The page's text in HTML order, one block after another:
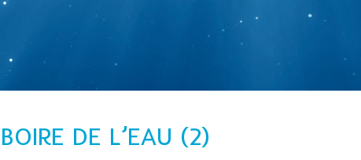
BOIRE DE L’EAU (2)